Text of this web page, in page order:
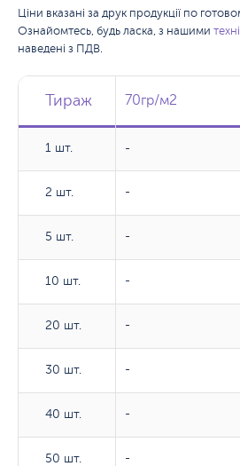
Ціни вказані за друк продукції по
Ознайомтесь, будь ласка, з нашими
наведені з ПДВ.
Тираж
1 шт.
2 шт.
5 шт.
10 шт.
20 шт.
30 шт.
40 шт.
50 шт.
Тираж 70гр/м2
Тираж 70гр/м2
1 шт. -
2 шт. -
5 шт. -
10 шт. -
20 шт. -
30 шт. -
40 шт. -
50 шт. -